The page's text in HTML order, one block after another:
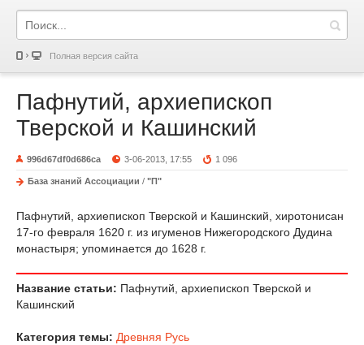
Полная версия сайта
Пафнутий, архиепископ
Тверской и Кашинский
996d67df0d686ca 3-06-2013, 17:55 1 096
База знаний Ассоциации / "П"
Пафнутий, архиепископ Тверской и Кашинский, хиротонисан
17-го февраля 1620 г. из игуменов Нижегородского Дудина
монастыря; упоминается до 1628 г.
Название статьи: Пафнутий, архиепископ Тверской и
Кашинский
Категория темы: Древняя Русь